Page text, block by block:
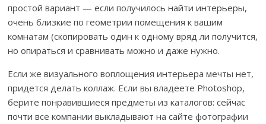
простой вариант — если получилось найти интерьеры,
очень близкие по геометрии помещения к вашим
комнатам (скопировать один к одному вряд ли получится,
но опираться и сравнивать можно и даже нужно.
Если же визуального воплощения интерьера мечты нет,
придется делать коллаж. Если вы владеете Photoshop,
берите понравившиеся предметы из каталогов: сейчас
почти все компании выкладывают на сайте фотографии